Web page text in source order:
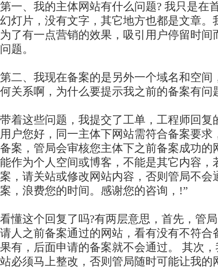
第一、我的主体网站有什么问题? 我只是在
幻灯片，没有文字，其它地方也都是文章。
为了有一点营销的效果，吸引用户停留时间
问题。
第二、我现在备案的是另外一个域名和空间
何关系啊，为什么要提示我之前的备案有问
带着这些问题，我提交了工单，工程师回复
用户您好，同一主体下网站需符合备案要求
备案，管局会审核您主体下之前备案成功的
能作为个人空间或博客，不能是其它内容，
案，请关站或修改网站内容，否则管局不会
案，浪费您的时间。感谢您的咨询，!”
看懂这个回复了吗?有两层意思，首先，管
请人之前备案通过的网站，看有没有不符合
果有，后面申请的备案就不会通过。 其次
站必须马上整改，否则管局随时可能让我的